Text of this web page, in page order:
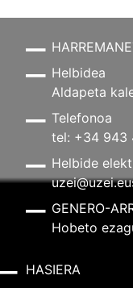
Helbidea
Aldapeta
Telefonoa
tel: +34 943
Helbide
GENERO-
Hobeto
HASIERA